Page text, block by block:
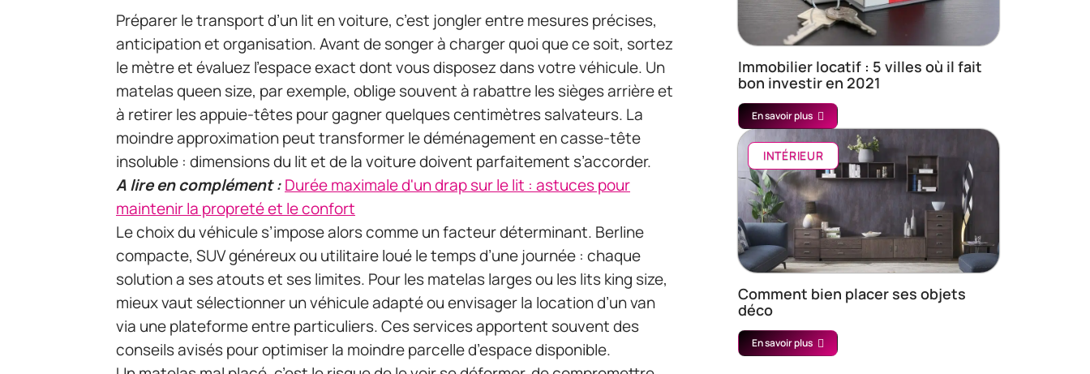
Préparer le transport d’un lit en voiture, c’est jongler entre mesures précises,
anticipation et organisation. Avant de songer à charger quoi que ce soit, sortez
le mètre et évaluez l’espace exact dont vous disposez dans votre véhicule. Un
matelas queen size, par exemple, oblige souvent à rabattre les sièges arrière et
à retirer les appuie-têtes pour gagner quelques centimètres salvateurs. La
moindre approximation peut transformer le déménagement en casse-tête
insoluble : dimensions du lit et de la voiture doivent parfaitement s’accorder.
A lire en complément :Durée maximale d'un drap sur le lit : astuces pour
maintenir la propreté et le confort
Le choix du véhicule s’impose alors comme un facteur déterminant. Berline
compacte, SUV généreux ou utilitaire loué le temps d’une journée : chaque
solution a ses atouts et ses limites. Pour les matelas larges ou les lits king size,
mieux vaut sélectionner un véhicule adapté ou envisager la location d’un van
via une plateforme entre particuliers. Ces services apportent souvent des
conseils avisés pour optimiser la moindre parcelle d’espace disponible.
Immobilier locatif : 5 villes où il fait
bon investir en 2021
En savoir plus
INTÉRIEUR
Comment bien placer ses objets
déco
En savoir plus